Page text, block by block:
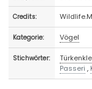
Credits:
Kategorie: Vögel
Stichwörter:
Passeri ,